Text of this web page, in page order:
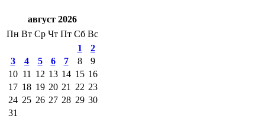
август 2026
Пн Вт Ср Чт Пт Сб Вс
1
2
3
4 5 6 7 8
9
10 11 12 13 14 15 16
17 18 19 20 21 22 23
24 25 26 27 28 29 30
31